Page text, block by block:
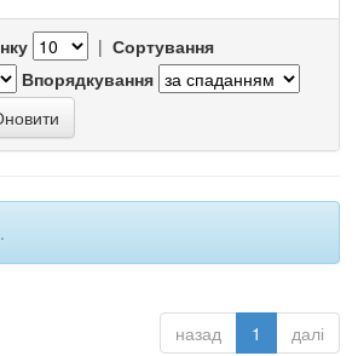
| Сортування
Впорядкування
назад 1 далі